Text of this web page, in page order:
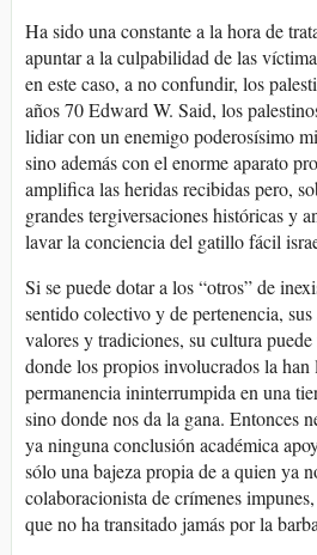
Ha sido una constante ­a la hora de
apuntar a la culpabilidad de las
en este caso, a no confundir, los
años 70 Edward W. Said, los
lidiar con un enemigo poderosísimo
sino además con el enorme aparato
amplifica las heridas recibidas pero,
grandes tergiversaciones históricas y
lavar la conciencia del gatillo fácil
Si se puede dotar a los “otros” de
sentido colectivo y de pertenencia,
valores y tradiciones, su cultura
donde los propios involucrados la han
permanencia ininterrumpida en una
sino donde nos da la gana. Entonces
ya ninguna conclusión académica
sólo una bajeza propia de a quien ya
colaboracionista de crímenes
que no ha transitado jamás por la